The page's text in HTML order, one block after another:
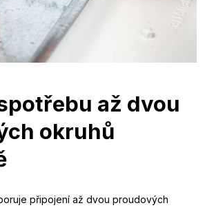
až dvou
okruhů
připojení až dvou proudových